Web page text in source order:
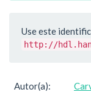
Use este
http://
Autor(a):